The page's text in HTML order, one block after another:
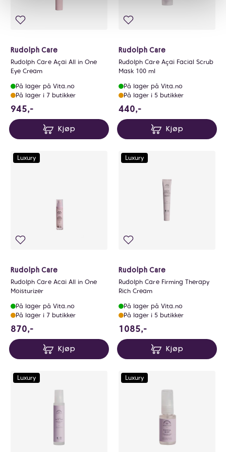
Rudolph Care
Rudolph Care Açai All in One
Eye Cream
På lager på Vita.no
På lager i 7 butikker
945,-
Kjøp
Rudolph Care
Rudolph Care Açai Facial Scrub
Mask 100 ml
På lager på Vita.no
På lager i 5 butikker
440,-
Kjøp
Luxury
Rudolph Care
Rudolph Care Acai All in One
Moisturizer
På lager på Vita.no
På lager i 7 butikker
870,-
Kjøp
Luxury
Rudolph Care
Rudolph Care Firming Therapy
Rich Cream
På lager på Vita.no
På lager i 5 butikker
1085,-
Kjøp
Luxury Luxury